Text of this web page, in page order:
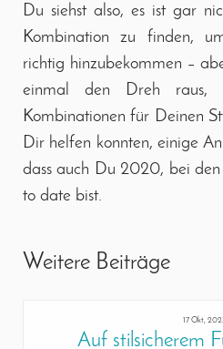
Du siehst also, es ist gar
Kombination zu finden,
richtig hinzubekommen –
einmal den Dreh raus,
Kombinationen für Deinen
Dir helfen konnten, einige
dass auch Du 2020, bei
to date bist.
Weitere Beiträge
17 Okt,
Auf stilsicherem